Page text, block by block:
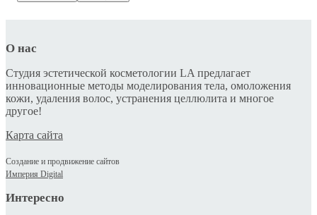
О нас
Студия эстетической косметологии LA предлагает
инновационные методы моделирования тела, омоложения
кожи, удаления волос, устранения целлюлита и многое
другое!
Карта сайта
Создание и продвижение сайтов
Империя Digital
Интересно